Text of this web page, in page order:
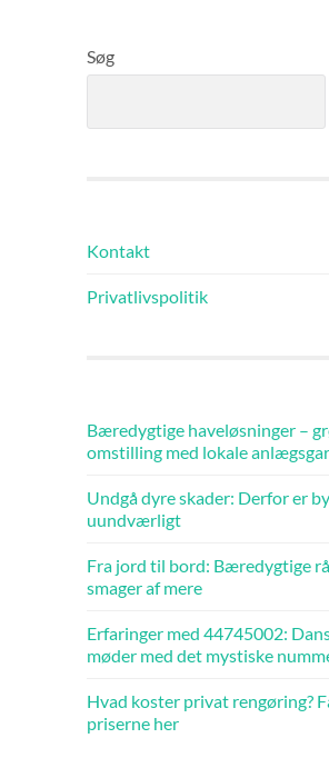
Søg
Kontakt
Privatlivspolitik
Bæredygtige haveløsninger –
omstilling med lokale
Undgå dyre skader: Derfor er
uundværligt
Fra jord til bord: Bæredygtige
smager af mere
Erfaringer med 44745002:
møder med det mystiske
Hvad koster privat rengøring?
priserne her